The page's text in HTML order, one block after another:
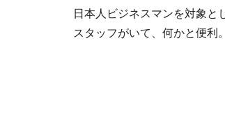
日本人ビジネスマンを対象と
スタッフがいて、何かと便利。